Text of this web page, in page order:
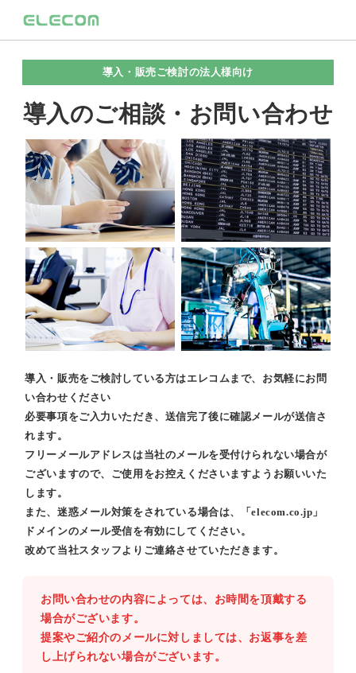
導入・販売ご検討の法人様向け
導入のご相談・お問い合わせ
導入・販売をご検討している方はエレコムまで、お気軽にお問
い合わせください
必要事項をご入力いただき、送信完了後に確認メールが送信さ
れます。
フリーメールアドレスは当社のメールを受付けられない場合が
ございますので、ご使用をお控えくださいますようお願いいた
します。
また、迷惑メール対策をされている場合は、「elecom.co.jp」
ドメインのメール受信を有効にしてください。
改めて当社スタッフよりご連絡させていただきます。
お問い合わせの内容によっては、お時間を頂戴する
場合がございます。
提案やご紹介のメールに対しましては、お返事を差
し上げられない場合がございます。